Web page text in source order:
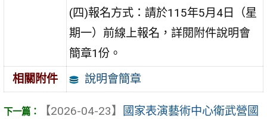
(四)報名方式：請於115年5月4日（星
期一）前線上報名，詳閱附件說明會
簡章1份。
相關附件
說明會簡章
【2026-04-23】
國家表演藝術中心衛武營國